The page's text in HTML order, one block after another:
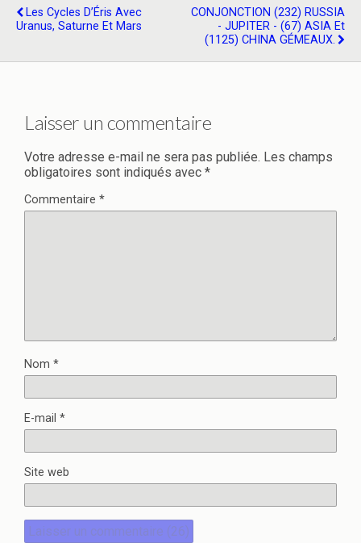
Les Cycles D’Éris Avec
Uranus, Saturne Et Mars
CONJONCTION (232) RUSSIA
- JUPITER - (67) ASIA Et
(1125) CHINA GÉMEAUX.
Laisser un commentaire
Votre adresse e-mail ne sera pas publiée. Les champs
obligatoires sont indiqués avec *
Commentaire *
Nom *
E-mail *
Site web